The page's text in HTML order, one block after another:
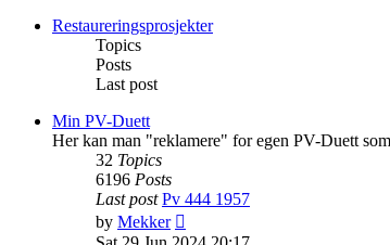
post
Restaureringsprosjekter
Topics
Posts
Last post
Min PV-Duett
Her kan man "reklamere" for egen PV-Duett
32 Topics
6196 Posts
Last post Pv 444 1957
by Mekker
the